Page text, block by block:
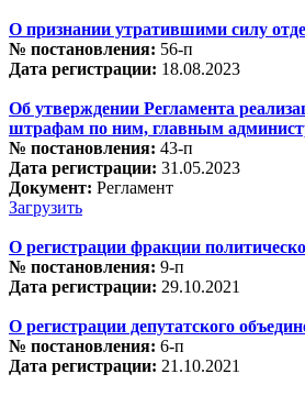
О признании утратившими силу
№ постановления: 56-п
Дата регистрации: 18.08.2023
Об утверждении Регламента
штрафам по ним, главным
№ постановления: 43-п
Дата регистрации: 31.05.2023
Документ: Регламент
Загрузить
О регистрации фракции
№ постановления: 9-п
Дата регистрации: 29.10.2021
О регистрации депутатского
№ постановления: 6-п
Дата регистрации: 21.10.2021